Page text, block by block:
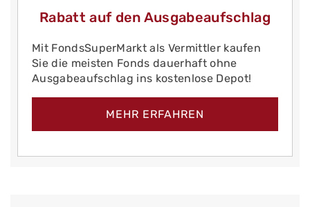
Rabatt auf den Ausgabeaufschlag
Mit FondsSuperMarkt als Vermittler kaufen
Sie die meisten Fonds dauerhaft ohne
Ausgabeaufschlag ins kostenlose Depot!
MEHR ERFAHREN